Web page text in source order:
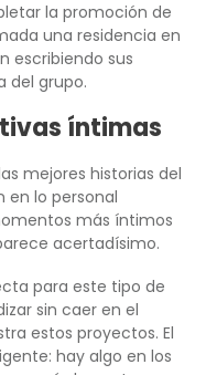
la promoción de
una residencia en
escribiendo sus
del grupo.
íntimas
mejores historias del
en lo personal
más íntimos
acertadísimo.
para este tipo de
sin caer en el
estos proyectos. El
hay algo en los